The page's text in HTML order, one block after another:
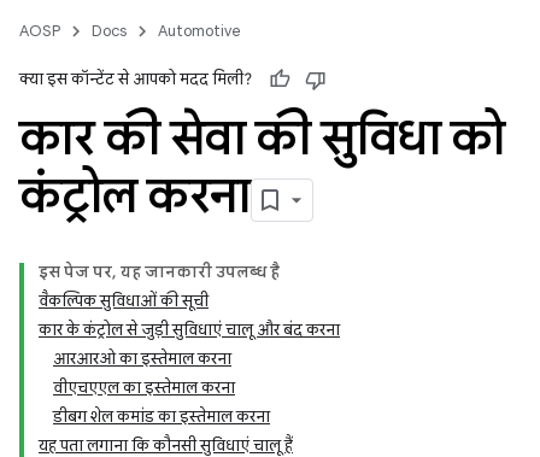
AOSP Docs Automotive
क्या इस कॉन्टेंट से आपको मदद मिली?
कार की सेवा की सुविधा को
कंट्रोल करना
इस पेज पर, यह जानकारी उपलब्ध है
वैकल्पिक सुविधाओं की सूची
कार के कंट्रोल से जुड़ी सुविधाएं चालू और बंद करना
आरआरओ का इस्तेमाल करना
वीएचएएल का इस्तेमाल करना
डीबग शेल कमांड का इस्तेमाल करना
यह पता लगाना कि कौनसी सुविधाएं चालू हैं